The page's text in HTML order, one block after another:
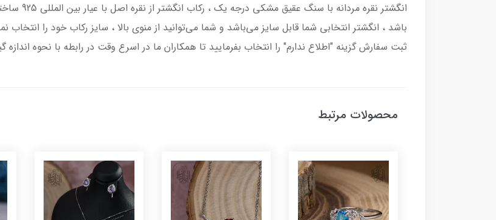
انگشتر
باشد ، انگشتر انتخابی شما قابل سایز می‌باشد و شما می‌توانید از منوی بالا ، سایز رکاب خود را انتخاب
ثبت سفارش گزینه "اطلاع ندارم" را انتخاب بفرمایید تا همکاران ما در اسرع وقت در رابطه با نحوه
محصولات مرتبط